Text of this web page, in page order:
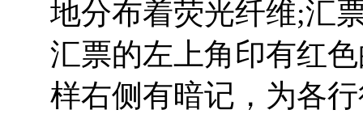
地分布着荧光纤维;汇
汇票的左上角印有红
样右侧有暗记，为各